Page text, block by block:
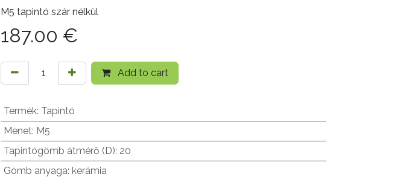
M5 tapintó szár nélkül
187.00 €
Add to cart
Termék: Tapintó
Menet: M5
Tapintógömb átmérő (D): 20
Gömb anyaga: kerámia